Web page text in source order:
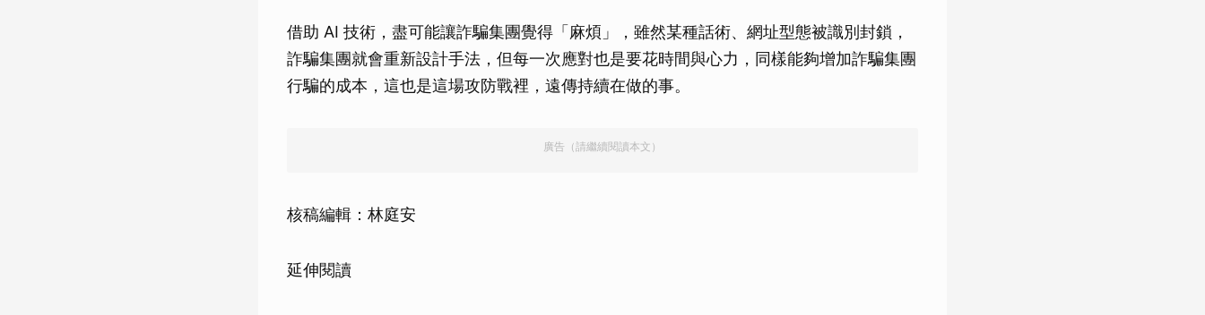
借助 AI 技術，盡可能讓詐騙集團覺得「麻煩」，雖然某種話術、網址型態被識別封鎖，
詐騙集團就會重新設計手法，但每一次應對也是要花時間與心力，同樣能夠增加詐騙集團
行騙的成本，這也是這場攻防戰裡，遠傳持續在做的事。
廣告（請繼續閱讀本文）
核稿編輯：林庭安
延伸閱讀